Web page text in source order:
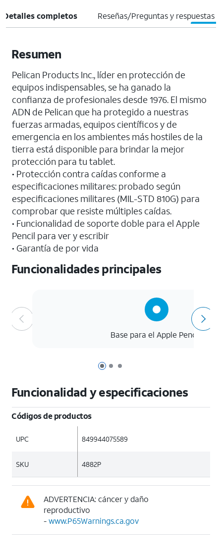
Detalles completos Reseñas/Preguntas y respuestas
Resumen
Pelican Products Inc., líder en protección de
equipos indispensables, se ha ganado la
confianza de profesionales desde 1976. El mismo
ADN de Pelican que ha protegido a nuestras
fuerzas armadas, equipos científicos y de
emergencia en los ambientes más hostiles de la
tierra está disponible para brindar la mejor
protección para tu tablet.
• Protección contra caídas conforme a
especificaciones militares: probado según
especificaciones militares (MIL-STD 810G) para
comprobar que resiste múltiples caídas.
• Funcionalidad de soporte doble para el Apple
Pencil para ver y escribir
• Garantía de por vida
Funcionalidades principales
Página 1 de 3
Página 2 de 3
Página 3 de 3
Base para el Apple Pencil
Funcionalidad y especificaciones
Códigos de productos
UPC 849944075589
SKU 4882P
ADVERTENCIA: cáncer y daño
reproductivo
-www.P65Warnings.ca.gov